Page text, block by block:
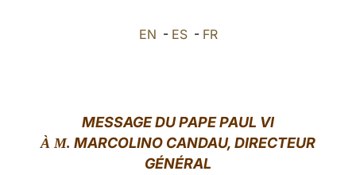
EN - ES- FR
MESSAGE DU PAPE PAUL VI
À M. MARCOLINO CANDAU, DIRECTEUR
GÉNÉRAL